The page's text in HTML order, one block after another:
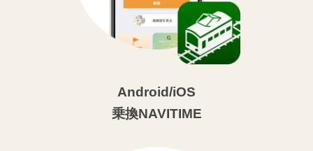
Android/iOS
乗換NAVITIME